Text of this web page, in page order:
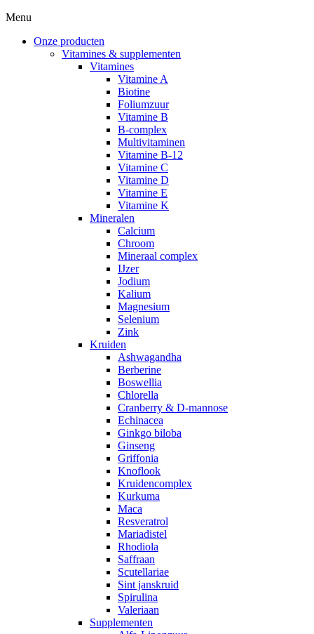
Menu
Onze producten
Vitamines & supplementen
Vitamines
Vitamine A
Biotine
Foliumzuur
Vitamine B
B-complex
Multivitaminen
Vitamine B-12
Vitamine C
Vitamine D
Vitamine E
Vitamine K
Mineralen
Calcium
Chroom
Mineraal complex
IJzer
Jodium
Kalium
Magnesium
Selenium
Zink
Kruiden
Ashwagandha
Berberine
Boswellia
Chlorella
Cranberry & D-mannose
Echinacea
Ginkgo biloba
Ginseng
Griffonia
Knoflook
Kruidencomplex
Kurkuma
Maca
Resveratrol
Mariadistel
Rhodiola
Saffraan
Scutellariae
Sint janskruid
Spirulina
Valeriaan
Supplementen